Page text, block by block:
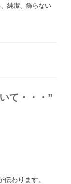
潔、飾らない
て・・・”
わります。